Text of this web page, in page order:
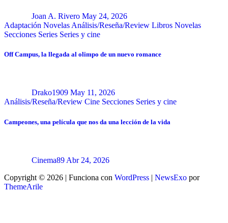
Joan A. Rivero May 24, 2026
Adaptación Novelas Análisis/Reseña/Review Libros Novelas
Secciones Series Series y cine
Off Campus, la llegada al olimpo de un nuevo romance
Drako1909 May 11, 2026
Análisis/Reseña/Review Cine Secciones Series y cine
Campeones, una película que nos da una lección de la vida
Cinema89 Abr 24, 2026
Copyright © 2026 | Funciona con WordPress | NewsExo por
ThemeArile